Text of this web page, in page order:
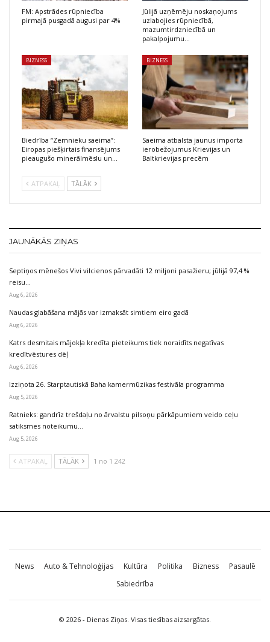
FM: Apstrādes rūpniecība
pirmajā pusgadā augusi par 4%
Jūlijā uzņēmēju noskaņojums
uzlabojies rūpniecībā,
mazumtirdzniecībā un
pakalpojumu…
BIZNESS
Biedrība “Zemnieku saeima”:
Eiropas piešķirtais finansējums
pieaugušo minerālmēslu un…
BIZNESS
Saeima atbalsta jaunus importa
ierobežojumus Krievijas un
Baltkrievijas precēm
ATPAKAĻ TĀLĀK
JAUNĀKĀS ZIŅAS
Septiņos mēnešos Vivi vilcienos pārvadāti 12 miljoni pasažieru; jūlijā 97,4 %
reisu…
Aug 6, 2026
Naudas glabāšana mājās var izmaksāt simtiem eiro gadā
Aug 6, 2026
Katrs desmitais mājokļa kredīta pieteikums tiek noraidīts negatīvas
kredītvēstures dēļ
Aug 6, 2026
Izziņota 26. Starptautiskā Baha kamermūzikas festivāla programma
Aug 5, 2026
Ratnieks: gandrīz trešdaļu no ārvalstu pilsoņu pārkāpumiem veido ceļu
satiksmes noteikumu…
Aug 5, 2026
ATPAKAĻ TĀLĀK 1 no 1 242
News Auto & Tehnoloģijas Kultūra Politika Bizness
Pasaulē
Sabiedrība
© 2026 - Dienas Ziņas. Visas tiesības aizsargātas.